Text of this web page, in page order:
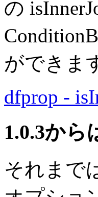
の
ができま
dfprop -
1.0.3から
それまで